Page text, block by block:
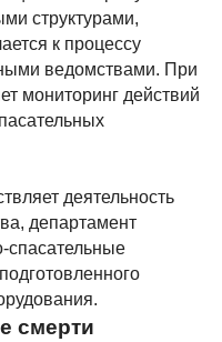
структурами,
к процессу
ведомствами. При
мониторинг действий
деятельность
департамент
спасательные
смерти